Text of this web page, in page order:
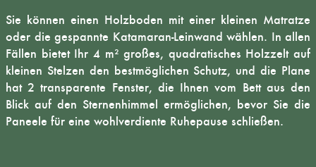
Sie können einen Holzboden mit einer kleinen Matratze
oder die gespannte Katamaran-Leinwand wählen. In allen
Fällen bietet Ihr 4 m² großes, quadratisches Holzzelt auf
kleinen Stelzen den bestmöglichen Schutz, und die Plane
hat 2 transparente Fenster, die Ihnen vom Bett aus den
Blick auf den Sternenhimmel ermöglichen, bevor Sie die
Paneele für eine wohlverdiente Ruhepause schließen.